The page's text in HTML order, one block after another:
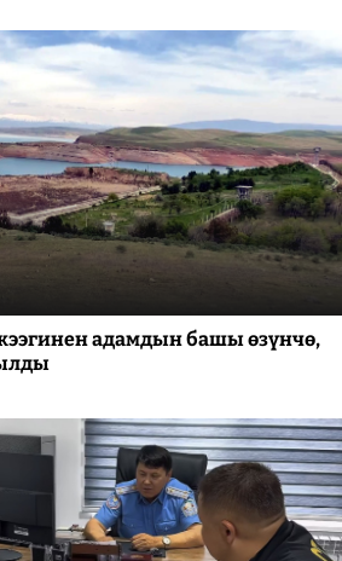
адамдын башы өзүнчө,